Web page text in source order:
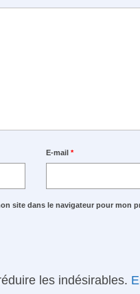
E-mail*
site dans le navigateur pour mon
les indésirables.